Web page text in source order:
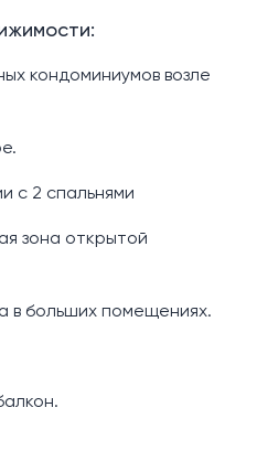
кондоминиумов возле
с 2 спальнями
зона открытой
в больших помещениях.